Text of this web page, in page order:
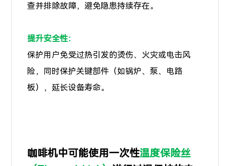
查并排除故障，避免隐患持续存在。
提升安全性：
保护用户免受过热引发的烫伤、火灾或电击风
险，同时保护关键部件（如锅炉、泵、电路
板），延长设备寿命。
咖啡机中可能使用一次性温度保险丝